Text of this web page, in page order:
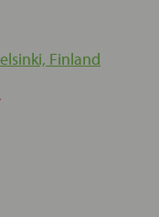
Finland